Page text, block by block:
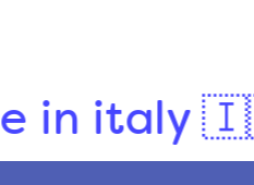
italy 🇮🇹